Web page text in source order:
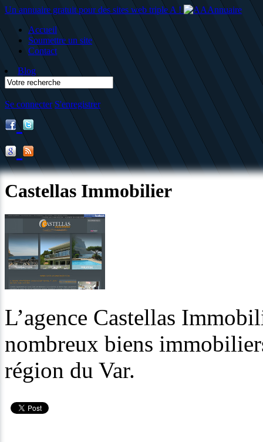
Un annuaire gratuit pour des sites web triple A !
Accueil
Soumettre un site
Contact
Blog
Se connecter S'enregistrer
Castellas Immobilier
L’agence Castellas
nombreux biens
région du Var.